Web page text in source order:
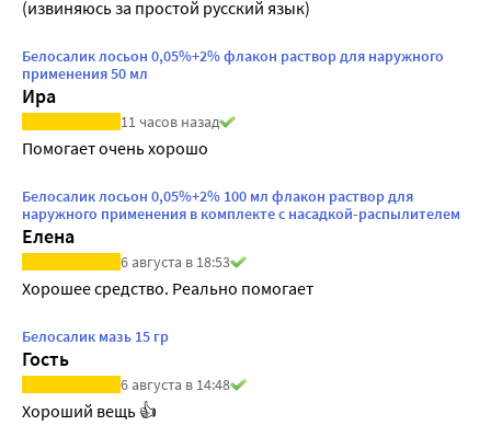
(извиняюсь за простой русский язык)
Белосалик лосьон 0,05%+2% флакон раствор для наружного
применения 50 мл
Ира
11 часов назад
Помогает очень хорошо
Белосалик лосьон 0,05%+2% 100 мл флакон раствор для
наружного применения в комплекте с насадкой-распылителем
Елена
6 августа в 18:53
Хорошее средство. Реально помогает
Белосалик мазь 15 гр
Гость
6 августа в 14:48
Хороший вещь 👍